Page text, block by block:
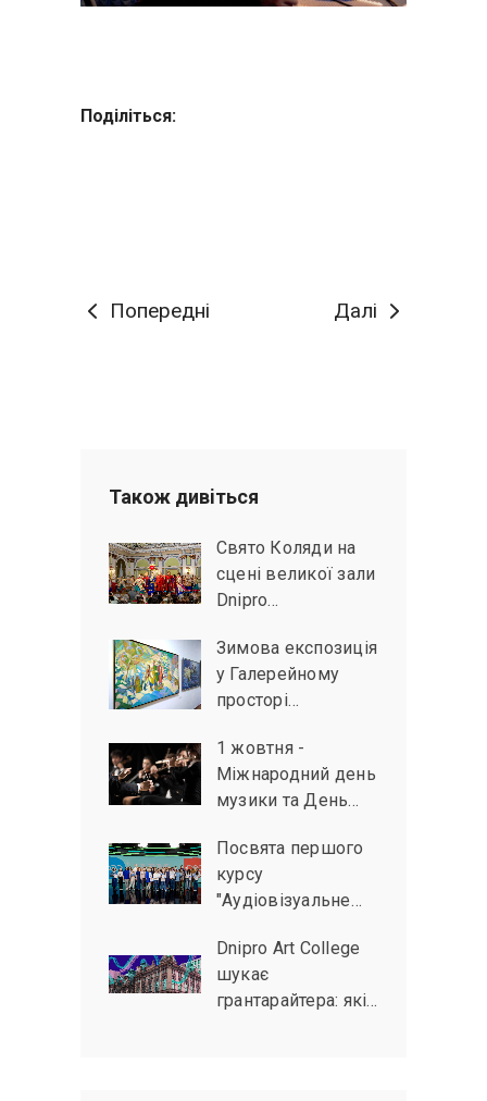
Поділіться:
Попередні Далі
Також дивiться
Свято Коляди на
сцені великої зали
Dnipro…
Зимова експозиція
у Галерейному
просторі…
1 жовтня -
Міжнародний день
музики та День…
Посвята першого
курсу
"Аудіовізуальне…
Dnipro Art College
шукає
грантарайтера: які…